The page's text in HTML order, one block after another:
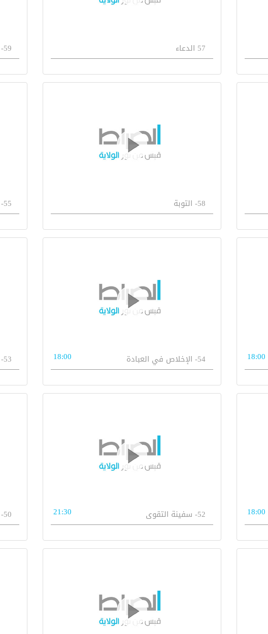
57 الدعاء 59- مداراة الناس
58- التوبة 55- الحجاب والستر
18:00 54- الإخلاص في العبادة 18:00 53- الشهوات بين الحرام والحلال
18:00 52- سفينة التقوى 21:30 50- الواقعية في اختيار الشريك